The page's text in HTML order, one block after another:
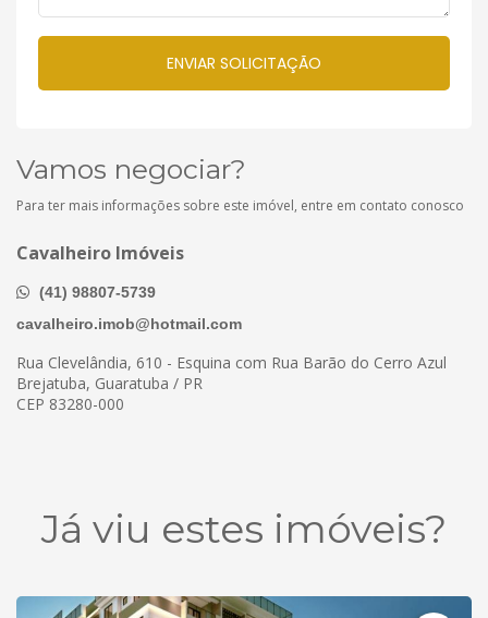
Vamos negociar?
Para ter mais informações sobre este imóvel, entre em contato conosco
Cavalheiro Imóveis
(41) 98807-5739
cavalheiro.imob@hotmail.com
Rua Clevelândia, 610 - Esquina com Rua Barão do Cerro Azul
Brejatuba, Guaratuba / PR
CEP 83280-000
Já viu estes imóveis?